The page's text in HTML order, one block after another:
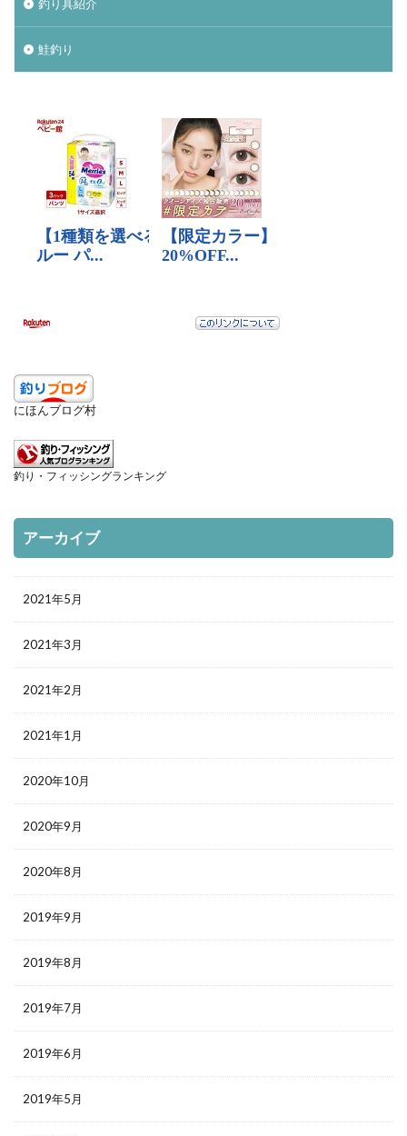
釣り具紹介
鮭釣り
にほんブログ村
釣り・フィッシングランキング
アーカイブ
2021年5月
2021年3月
2021年2月
2021年1月
2020年10月
2020年9月
2020年8月
2019年9月
2019年8月
2019年7月
2019年6月
2019年5月